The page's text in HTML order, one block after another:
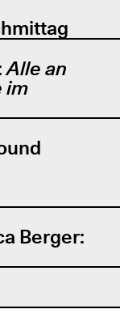
Alle an
im
Berger: